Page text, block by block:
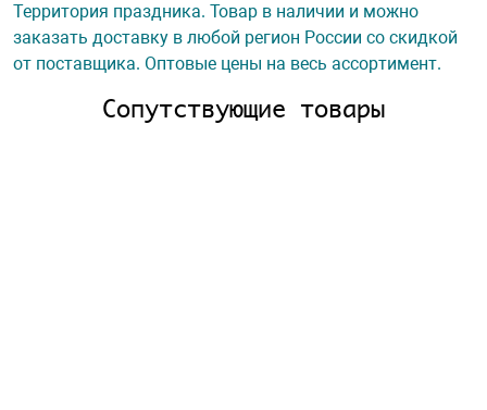
Территория праздника. Товар в наличии и можно
заказать доставку в любой регион России со скидкой
от поставщика. Оптовые цены на весь ассортимент.
Сопутствующие товары